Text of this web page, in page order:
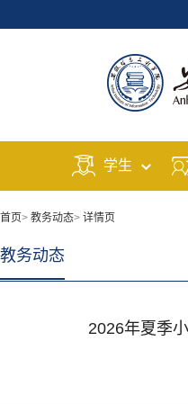
学生
首页> 教务动态> 详情页
教务动态
2026年夏季